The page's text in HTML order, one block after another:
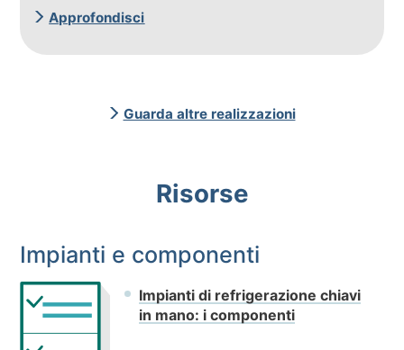
Approfondisci
Guarda altre realizzazioni
Risorse
Impianti e componenti
Impianti di refrigerazione chiavi
in mano: i componenti